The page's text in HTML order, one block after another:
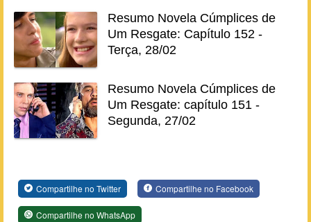
Resumo Novela Cúmplices de
Um Resgate: Capítulo 152 -
Terça, 28/02
Resumo Novela Cúmplices de
Um Resgate: capítulo 151 -
Segunda, 27/02
Compartilhe no Twitter Compartilhe no Facebook
Compartilhe no WhatsApp